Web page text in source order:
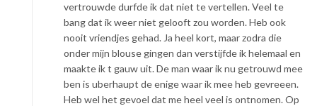
vertrouwde durfde ik dat niet te vertellen. Veel te
bang dat ik weer niet gelooft zou worden. Heb ook
nooit vriendjes gehad. Ja heel kort, maar zodra die
onder mijn blouse gingen dan verstijfde ik helemaal en
maakte ik t gauw uit. De man waar ik nu getrouwd mee
ben is uberhaupt de enige waar ik mee heb gevreeen.
Heb wel het gevoel dat me heel veel is ontnomen. Op